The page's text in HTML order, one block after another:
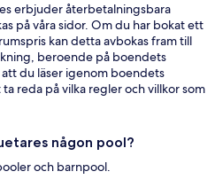
erbjuder återbetalningsbara
på våra sidor. Om du har bokat ett
kan detta avbokas fram till
beroende på boendets
du läser igenom boendets
reda på vilka regler och villkor som
någon pool?
och barnpool.